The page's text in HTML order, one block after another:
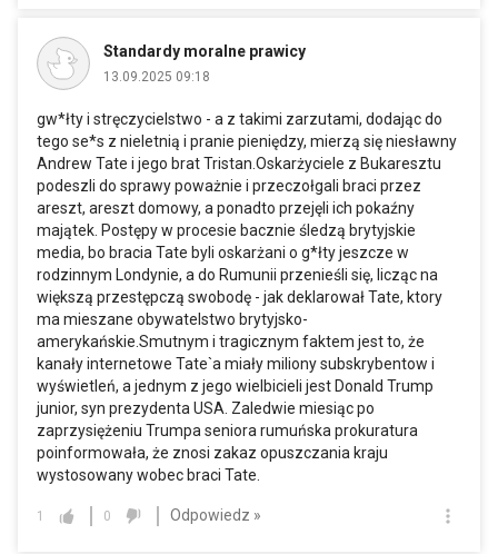
Standardy moralne prawicy
13.09.2025 09:18
gw*łty i stręczycielstwo - a z takimi zarzutami, dodając do
tego se*s z nieletnią i pranie pieniędzy, mierzą się niesławny
Andrew Tate i jego brat Tristan.Oskarżyciele z Bukaresztu
podeszli do sprawy poważnie i przeczołgali braci przez
areszt, areszt domowy, a ponadto przejęli ich pokaźny
majątek. Postępy w procesie bacznie śledzą brytyjskie
media, bo bracia Tate byli oskarżani o g*łty jeszcze w
rodzinnym Londynie, a do Rumunii przenieśli się, licząc na
większą przestępczą swobodę - jak deklarował Tate, ktory
ma mieszane obywatelstwo brytyjsko-
amerykańskie.Smutnym i tragicznym faktem jest to, że
kanały internetowe Tate`a miały miliony subskrybentow i
wyświetleń, a jednym z jego wielbicieli jest Donald Trump
junior, syn prezydenta USA. Zaledwie miesiąc po
zaprzysiężeniu Trumpa seniora rumuńska prokuratura
poinformowała, że znosi zakaz opuszczania kraju
wystosowany wobec braci Tate.
1 0 Odpowiedz »